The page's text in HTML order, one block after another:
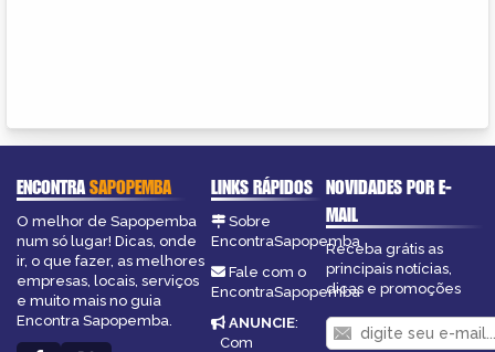
ENCONTRASAPOPEMBA
O melhor de Sapopemba
num só lugar! Dicas, onde
ir, o que fazer, as melhores
empresas, locais, serviços
e muito mais no guia
Encontra Sapopemba.
LINKS RÁPIDOS
Sobre
EncontraSapopemba
Fale com o
EncontraSapopemba
ANUNCIE:
Com
NOVIDADES POR E-
MAIL
Receba grátis as
principais notícias,
dicas e promoções